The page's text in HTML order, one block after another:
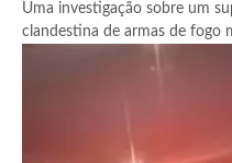
Uma investigação sobre um
clandestina de armas de fogo